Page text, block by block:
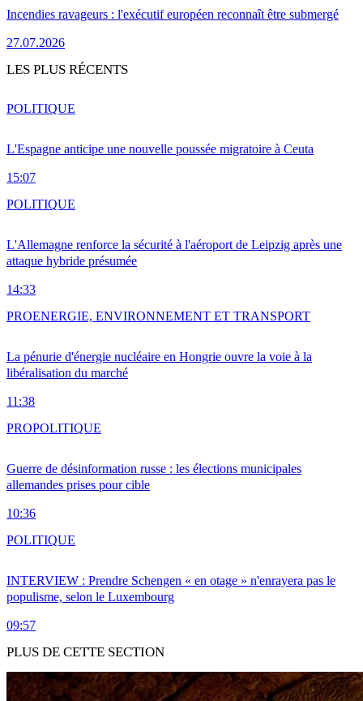
Incendies ravageurs : l'exécutif européen reconnaît être submergé
27.07.2026
LES PLUS RÉCENTS
L'Espagne anticipe une nouvelle poussée migratoire à Ceuta
15:07
POLITIQUE
L'Allemagne renforce la sécurité à l'aéroport de Leipzig après une
attaque hybride présumée
14:33
POLITIQUE
La pénurie d'énergie nucléaire en Hongrie ouvre la voie à la
libéralisation du marché
11:38
PROENERGIE, ENVIRONNEMENT ET TRANSPORT
Guerre de désinformation russe : les élections municipales
allemandes prises pour cible
10:36
PROPOLITIQUE
INTERVIEW : Prendre Schengen « en otage » n'enrayera pas le
populisme, selon le Luxembourg
09:57
POLITIQUE
PLUS DE CETTE SECTION